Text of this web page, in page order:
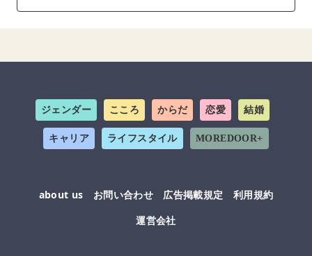
ジェンダー こころ からだ 恋愛 結婚
キャリア ライフスタイル MOREDOOR+
about us お問い合わせ 広告掲載規定
利用規約
運営会社